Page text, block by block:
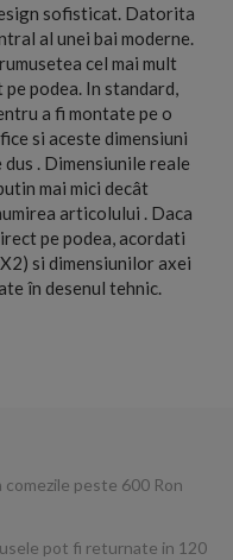
sofisticat. Datorita
al unei bai moderne.
cel mai mult
podea. In standard,
a fi montate pe o
si aceste dimensiuni
. Dimensiunile reale
mai mici decât
articolului . Daca
pe podea, acordati
si dimensiunilor axei
în desenul tehnic.
peste 600 Ron
pot fi returnate in 120